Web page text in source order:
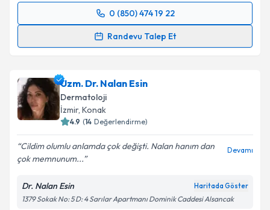
0 (850) 474 19 22
Randevu Talep Et
Randevu Takvimi Talebi
takvim hazırlandığında e-posta ile bilgilendireceğiz.
E-posta Adresiniz
kapsamda işlenmesini kabul ediyorum.
Uzm. Dr. Nalan Esin
Dermatoloji
İzmir, Konak
4.9 (14 Değerlendirme)
Cildim olumlu anlamda çok değişti. Nalan hanım dan
çok memnunum...
Devamı
Dr. Nalan Esin Haritada Göster
1379 Sokak No: 5 D: 4 Sarılar Apartmanı Dominik Caddesi Alsancak